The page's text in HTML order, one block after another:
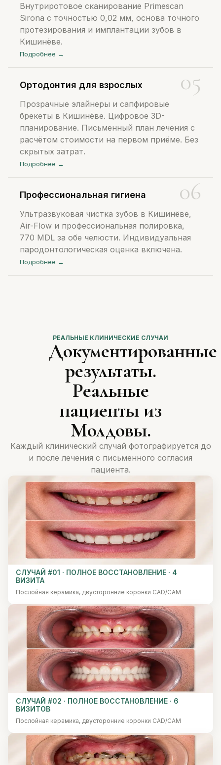
Внутриротовое сканирование Primescan
Sirona с точностью 0,02 мм, основа точного
протезирования и имплантации зубов в
Кишинёве.
Подробнее →
Ортодонтия для взрослых
Прозрачные элайнеры и сапфировые
брекеты в Кишинёве. Цифровое 3D-
планирование. Письменный план лечения с
расчётом стоимости на первом приёме. Без
скрытых затрат.
Подробнее →
Профессиональная гигиена
Ультразвуковая чистка зубов в Кишинёве,
Air-Flow и профессиональная полировка,
770 MDL за обе челюсти. Индивидуальная
пародонтологическая оценка включена.
Подробнее →
РЕАЛЬНЫЕ КЛИНИЧЕСКИЕ СЛУЧАИ
Документированные
результаты.
Реальные
пациенты из
Молдовы.
Каждый клинический случай фотографируется до
и после лечения с письменного согласия
пациента.
CЛУЧАЙ #01 · ПОЛНОЕ ВОССТАНОВЛЕНИЕ · 4
ВИЗИТА
Послойная керамика, двусторонние коронки CAD/CAM
СЛУЧАЙ #02 · ПОЛНОЕ ВОССТАНОВЛЕНИЕ · 6
ВИЗИТОВ
Послойная керамика, двусторонние коронки CAD/CAM